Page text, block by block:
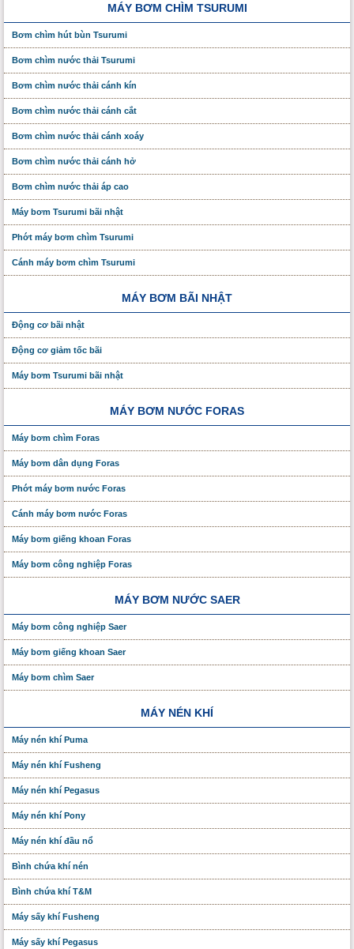
MÁY BƠM CHÌM TSURUMI
Bơm chìm hút bùn Tsurumi
Bơm chìm nước thải Tsurumi
Bơm chìm nước thải cánh kín
Bơm chìm nước thải cánh cắt
Bơm chìm nước thải cánh xoáy
Bơm chìm nước thải cánh hở
Bơm chìm nước thải áp cao
Máy bơm Tsurumi bãi nhật
Phớt máy bơm chìm Tsurumi
Cánh máy bơm chìm Tsurumi
MÁY BƠM BÃI NHẬT
Động cơ bãi nhật
Động cơ giảm tốc bãi
Máy bơm Tsurumi bãi nhật
MÁY BƠM NƯỚC FORAS
Máy bơm chìm Foras
Máy bơm dân dụng Foras
Phớt máy bơm nước Foras
Cánh máy bơm nước Foras
Máy bơm giếng khoan Foras
Máy bơm công nghiệp Foras
MÁY BƠM NƯỚC SAER
Máy bơm công nghiệp Saer
Máy bơm giếng khoan Saer
Máy bơm chìm Saer
MÁY NÉN KHÍ
Máy nén khí Puma
Máy nén khí Fusheng
Máy nén khí Pegasus
Máy nén khí Pony
Máy nén khí đầu nổ
Bình chứa khí nén
Bình chứa khí T&M
Máy sấy khí Fusheng
Máy sấy khí Pegasus